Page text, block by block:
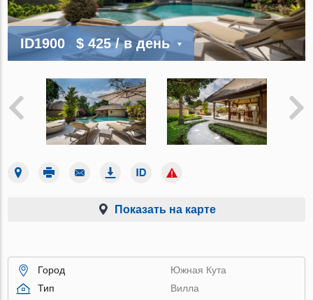
ID1900 $ 425/ в день
Показать на карте
Город
Южная Кута
Тип
Вилла